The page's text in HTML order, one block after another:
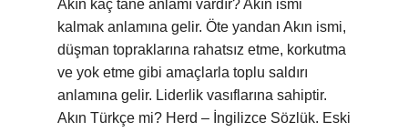
Akın kaç tane anlamı vardır? Akın ismi
kalmak anlamına gelir. Öte yandan Akın ismi,
düşman topraklarına rahatsız etme, korkutma
ve yok etme gibi amaçlarla toplu saldırı
anlamına gelir. Liderlik vasıflarına sahiptir.
Akın Türkçe mi? Herd – İngilizce Sözlük. Eski